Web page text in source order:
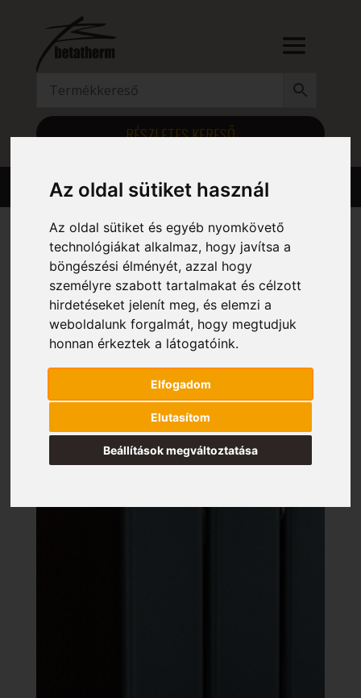
Az oldal sütiket használ
Az oldal sütiket és egyéb nyomkövető
technológiákat alkalmaz, hogy javítsa a
böngészési élményét, azzal hogy
személyre szabott tartalmakat és célzott
hirdetéseket jelenít meg, és elemzi a
weboldalunk forgalmát, hogy megtudjuk
honnan érkeztek a látogatóink.
Elfogadom
Elutasítom
Beállítások megváltoztatása
RÉSZLETES KERESŐ
Kezdőlap/ Magasság (mm) termék / 1274
1274
Mind a(z) 5 találat megjelenítve